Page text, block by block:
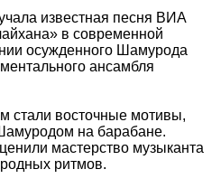
известная песня ВИА
в современной
осужденного Шамурода
ансамбля
стали восточные мотивы,
на барабане.
мастерство музыканта
ритмов.